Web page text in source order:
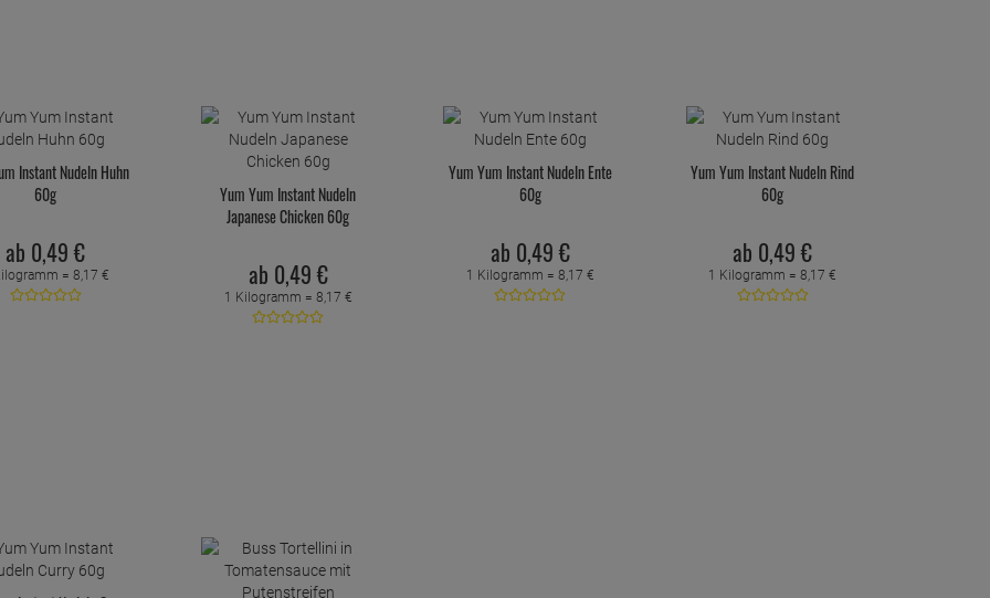
Instant Nudeln Huhn
60g
ab 0,49 €
=8,17 €
Yum Yum Instant Nudeln
Japanese Chicken 60g
ab 0,49 €
1 Kilogramm = 8,17 €
Yum Yum Instant Nudeln Ente
60g
ab 0,49 €
1 Kilogramm = 8,17 €
Yum Yum Instant Nudeln Rind
60g
ab 0,49 €
1 Kilogramm =8,17 €